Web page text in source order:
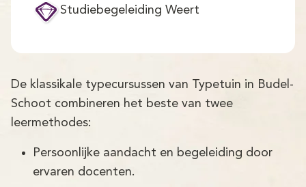
Studiebegeleiding Weert
De klassikale typecursussen van Typetuin in Budel-
Schoot combineren het beste van twee
leermethodes:
Persoonlijke aandacht en begeleiding door
ervaren docenten.